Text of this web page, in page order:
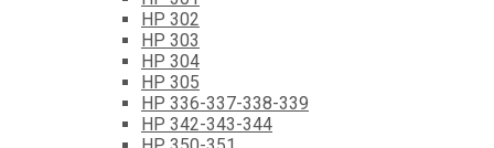
HP 302
HP 303
HP 304
HP 305
HP 336-337-338-339
HP 342-343-344